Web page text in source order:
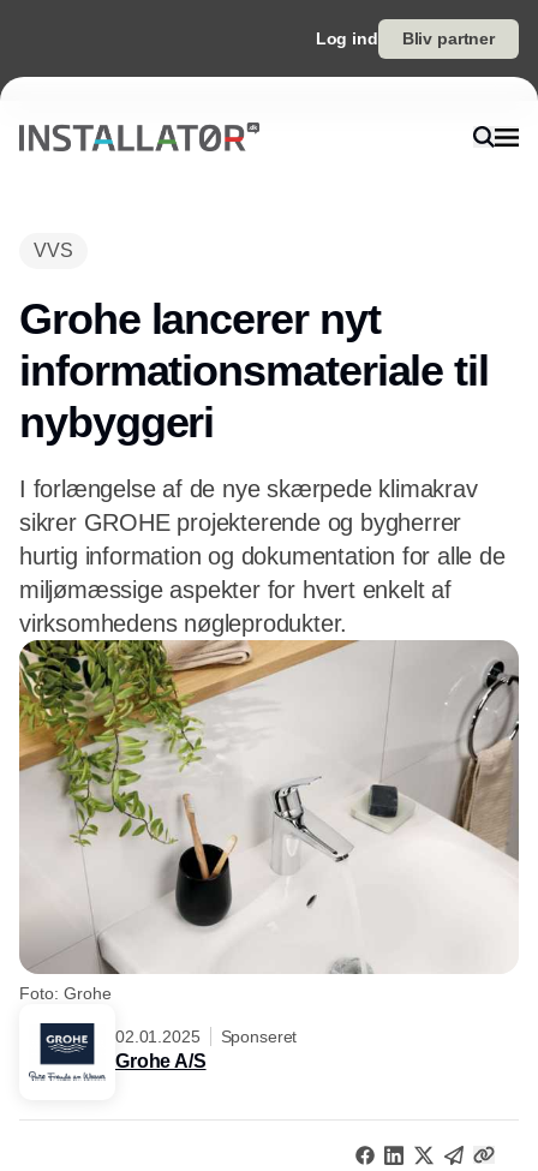
Log ind Bliv partner
VVS
Grohe lancerer nyt
informationsmateriale til
nybyggeri
I forlængelse af de nye skærpede klimakrav
sikrer GROHE projekterende og bygherrer
hurtig information og dokumentation for alle de
miljømæssige aspekter for hvert enkelt af
virksomhedens nøgleprodukter.
Foto: Grohe
02.01.2025 Sponseret
Grohe A/S